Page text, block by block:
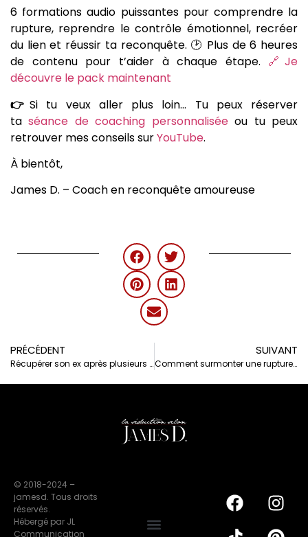
6 formations audio puissantes pour comprendre la
rupture, reprendre le contrôle émotionnel, recréer
du lien et réussir ta reconquête. 🕑 Plus de 6 heures
de contenu pour t’aider à chaque étape. 🔗Je
découvre le pack maintenant
👉Si tu veux aller plus loin… Tu peux réserver
taséance de coaching personnaliséeou tu peux
retrouver mes conseils surYouTube.
À bientôt,
James D. – Coach en reconquête amoureuse
PRÉCÉDENT
Récupérer son ex après plusieurs ruptures – Est-ce possible ?
SUIVANT
Comment surmonter une rupture amoureuse ?
© 2018-2024 –
jamesd. Tous droits
réservés.
Hébergé par JL
Communication